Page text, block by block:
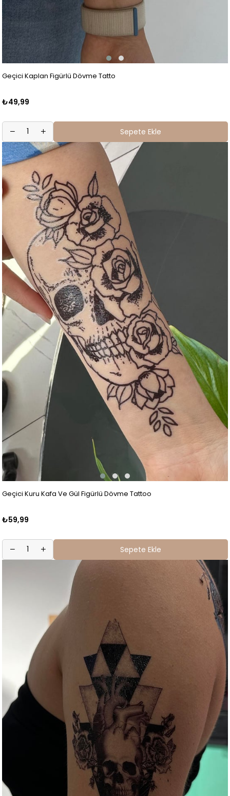
Geçici Kaplan Figürlü Dövme Tatto
₺49,99
Sepete Ekle
Geçici Kuru Kafa Ve Gül Figürlü Dövme Tattoo
₺59,99
Sepete Ekle